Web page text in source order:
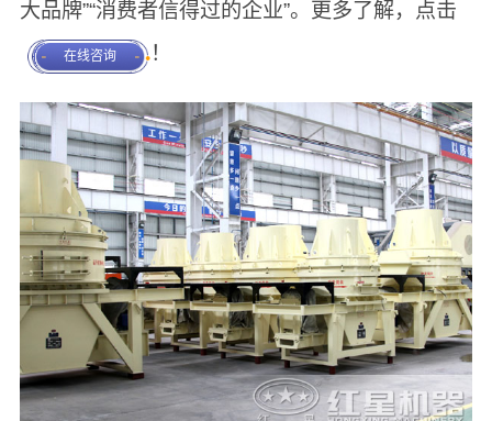
大品牌”“消费者信得过的企业”。更多了解，点击
在线咨询 ！